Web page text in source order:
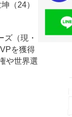
（24）
（現・
を獲得
や世界選